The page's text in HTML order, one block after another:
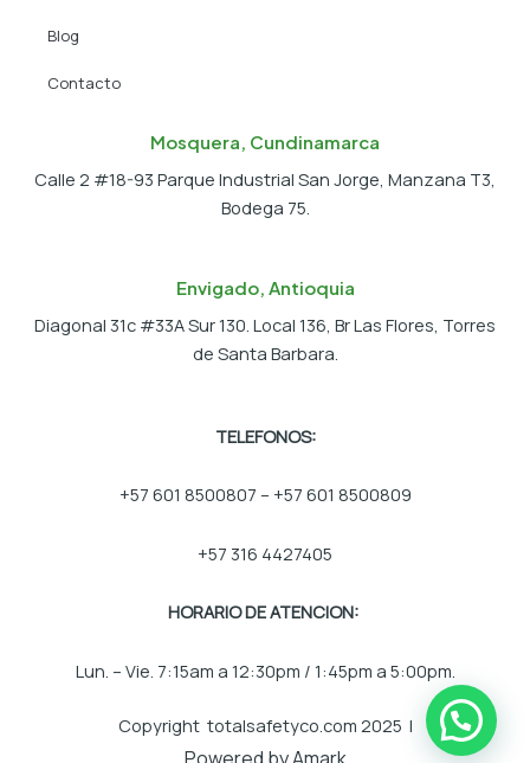
Blog
Contacto
Mosquera, Cundinamarca
Calle 2 #18-93 Parque Industrial San Jorge, Manzana T3,
Bodega 75.
Envigado, Antioquia
Diagonal 31c #33A Sur 130. Local 136, Br Las Flores, Torres
de Santa Barbara.
TELEFONOS:
+57 601 8500807 – +57 601 8500809
+57 316 4427405
HORARIO DE ATENCION:
Lun. – Vie. 7:15am a 12:30pm / 1:45pm a 5:00pm.
Copyright totalsafetyco.com 2025 |